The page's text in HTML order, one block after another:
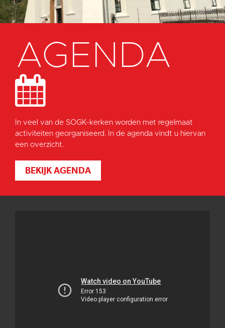
AGENDA
In veel van de SOGK-kerken worden met regelmaat
activiteiten georganiseerd. In de agenda vindt u hiervan
een overzicht.
BEKIJK AGENDA